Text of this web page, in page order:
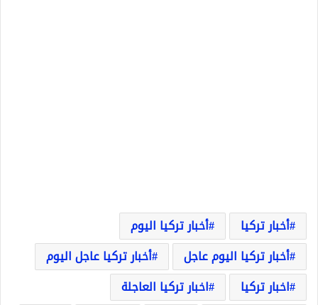
أخبار تركيا
أخبار تركيا اليوم
أخبار تركيا اليوم عاجل
أخبار تركيا عاجل اليوم
اخبار تركيا
اخبار تركيا العاجلة